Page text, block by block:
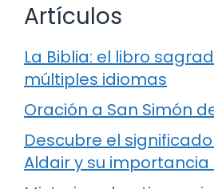
Artículos
La Biblia: el libro
múltiples idiomas
Oración a San Simón
Descubre el
Aldair y su importancia